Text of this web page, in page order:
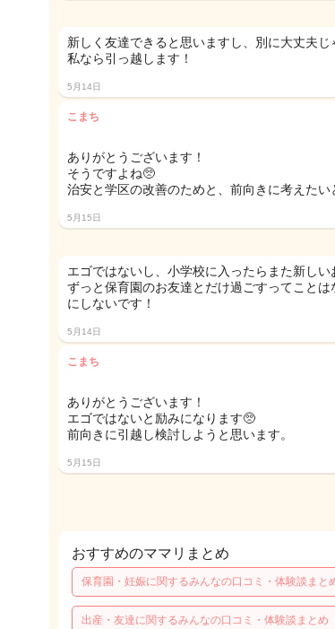
新しく友達できると思いますし、別に大丈夫じ
私なら引っ越します！
5月14日
こまち
ありがとうございます！
そうですよね🥺
治安と学区の改善のためと、前向きに考えたい
5月15日
エゴではないし、小学校に入ったらまた新しい
ずっと保育園のお友達とだけ過ごすってこと
にしないです！
5月14日
こまち
ありがとうございます！
エゴではないと励みになります🥺
前向きに引越し検討しようと思います。
5月15日
おすすめのママリまとめ
保育園・妊娠に関するみんなの口コミ・体験談まと
出産・友達に関するみんなの口コミ・体験談まとめ